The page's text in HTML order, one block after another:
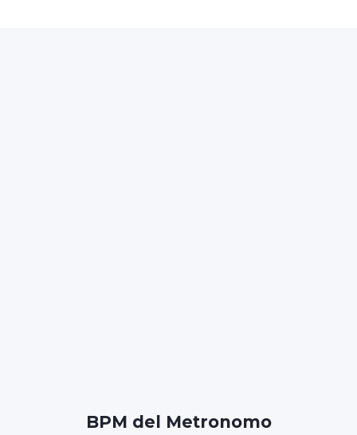
BPM del Metronomo